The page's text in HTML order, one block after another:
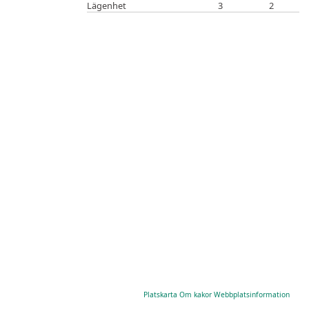
Lägenhet 3 2
Platskarta Om kakor Webbplatsinformation